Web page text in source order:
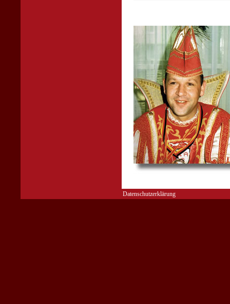
Datenschutzerklärung